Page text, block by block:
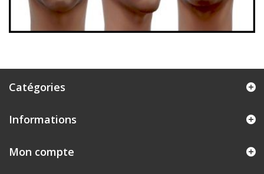
Catégories
Informations
Mon compte